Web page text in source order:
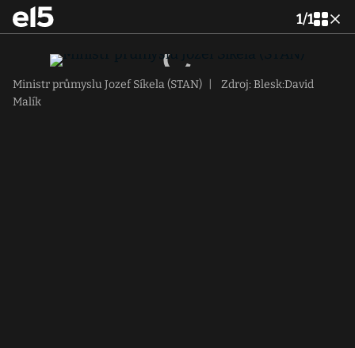
1/1
Ministr průmyslu Jozef Síkela (STAN)
Zdroj: Blesk:David
Malík